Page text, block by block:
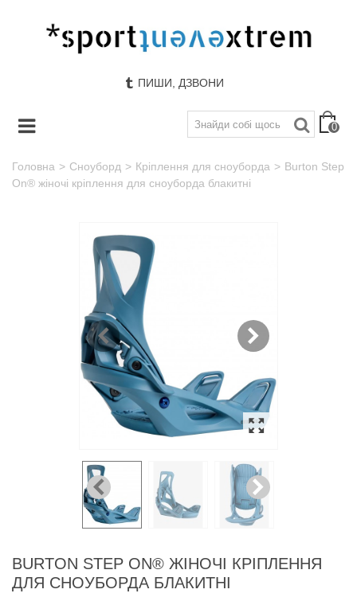
ПИШИ, ДЗВОНИ
0
Головна > Сноуборд > Кріплення для сноуборда > Burton Step
On® жіночі кріплення для сноуборда блакитні
BURTON STEP ON® ЖІНОЧІ КРІПЛЕННЯ
ДЛЯ СНОУБОРДА БЛАКИТНІ